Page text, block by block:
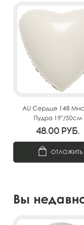
AU Сердце 148
Пудра 19"/50см
48.00 руб.
ОТЛОЖИТЬ
Вы